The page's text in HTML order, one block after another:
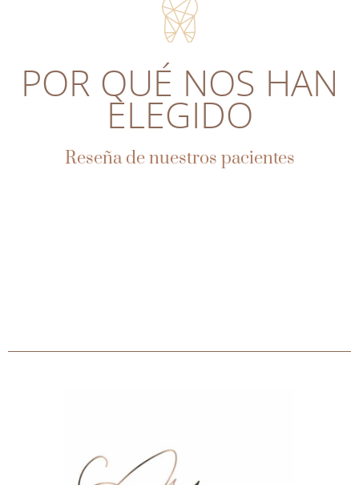
POR QUÉ NOS HAN
ELEGIDO
Reseña de nuestros pacientes